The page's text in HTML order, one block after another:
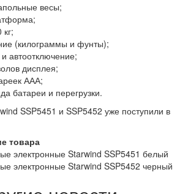
весы;
(килограммы и фунты);
автоотключение;
дисплея;
ААА;
батареи и перегрузки.
SSP5451 и SSP5452 уже поступили в
товара
электронные Starwind SSP5451 белый
электронные Starwind SSP5452 черный